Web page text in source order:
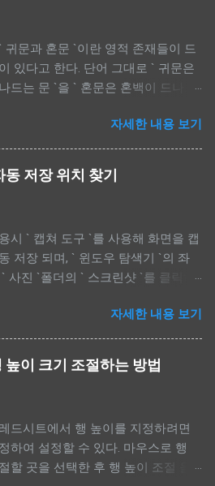
귀문과 혼문 `이란 영적 존재들이 드
있다고 한다. 단어 그대로 ` 귀문은
드는 문 `을 ` 혼문은 혼백이 드나드
, 사람들이 신경쓰는 부분이며, 혼문은
미가 강하다. 특히, 애니메이션 ` 케
헌터스 `에서 귀문과 혼문이란 단어가
금증을 자아낸다. 애니메이션에서
함께 비교해 보면 된다. 귀문과 혼
(靈)들이 드나드는 문 The Meaning
Or Soul Gate / 귀문과 혼문 뜻 어
문, 혼문 `이란 단어를 한번쯤 봤을
지 않는 모든 영들은 현실세계를 드
만의 문(door)를 사용한다. 영화나
떤 문이 존재하는데, 이것을 무속에서
혼문 `이라 칭하는 듯 하다. 여기서
라 언급했지만, 무속에선 ` 사후세
자세한 내용 보기
저장 위치 찾기
시 ` 캡쳐 도구 `를 사용해 화면을 캡
저장 되며, ` 윈도우 탐색기 `의 좌
사진 `폴더의 ` 스크린샷 `를 클릭하
더 위치를 확인했다면 필요없는 파일
도록 하자. 사용할 수 있는 드라이브
수 있다. 윈도우 캡쳐 이미지 자동
기 윈도우 캡쳐 이미지 자동 저장
캡쳐 도구를 제공하며, 보통 단축키
우키+S`키를 활용한 캡쳐를 이용할
만, 캡쳐를 한 후 보통 이미지가 저
자세한 내용 보기
이 크기 조절하는 방법
드시트에서 행 높이를 지정하려면
하여 설정할 수 있다. 마우스로 행
할 곳을 선택한 후 행 높이 조절 을